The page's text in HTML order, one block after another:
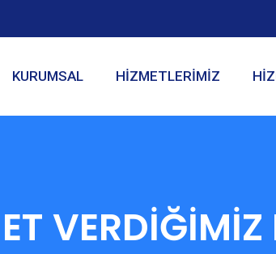
KURUMSAL HİZMETLERİMİZ
VERDİĞİMİZ